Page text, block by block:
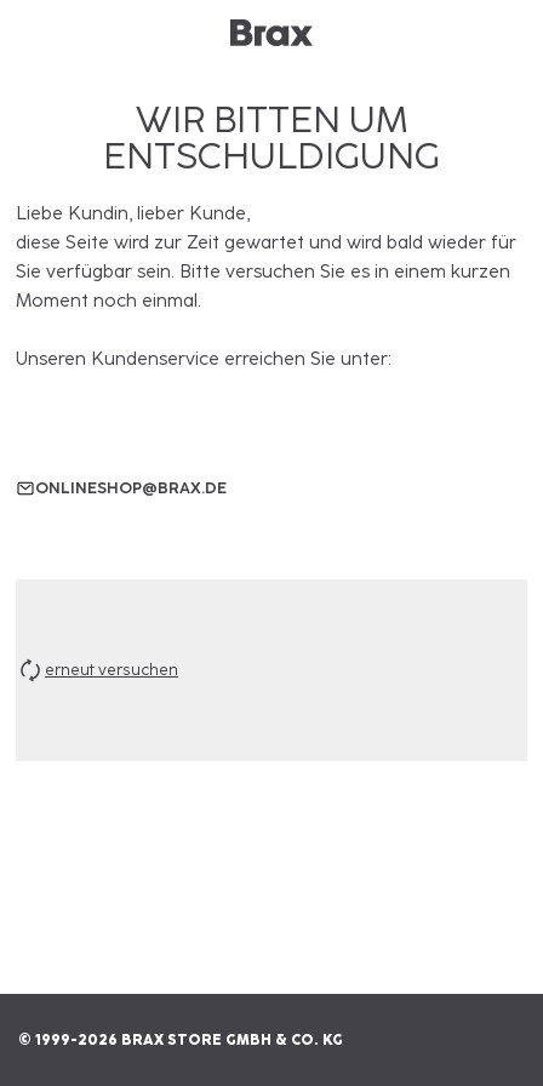
WIR BITTEN UM
ENTSCHULDIGUNG
Liebe Kundin, lieber Kunde,
diese Seite wird zur Zeit gewartet und wird bald wieder für
Sie verfügbar sein. Bitte versuchen Sie es in einem kurzen
Moment noch einmal.
Unseren Kundenservice erreichen Sie unter:
ONLINESHOP@BRAX.DE
erneut versuchen
© 1999-2026 BRAX STORE GMBH & CO. KG